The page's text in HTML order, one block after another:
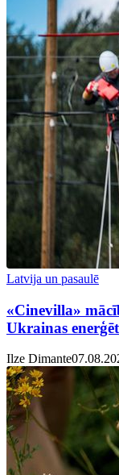
Latvija un pasaulē
«Cinevilla»
Ukrainas
Ilze Dimante